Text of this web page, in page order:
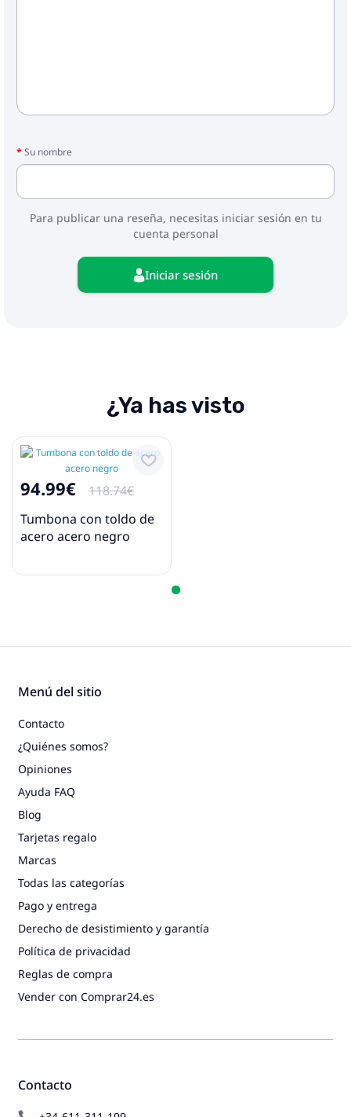
Su nombre
Para publicar una reseña, necesitas iniciar sesión en tu
cuenta personal
Iniciar sesión
¿Ya has visto
94.99€
118.74€
Tumbona con toldo de
acero acero negro
Contacto
Menú del sitio
Contacto
¿Quiénes somos?
Opiniones
Ayuda FAQ
Blog
Tarjetas regalo
Marcas
Todas las categorías
Pago y entrega
Derecho de desistimiento y garantía
Política de privacidad
Reglas de compra
Vender con Comprar24.es